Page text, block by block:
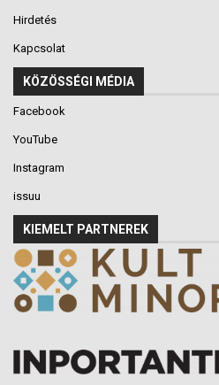
Hirdetés
Kapcsolat
KÖZÖSSÉGI MÉDIA
Facebook
YouTube
Instagram
issuu
KIEMELT PARTNEREK